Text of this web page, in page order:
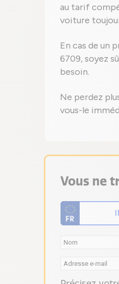
au tarif
voiture
En cas de un
6709, soyez
besoin.
Ne perdez
vous-le
Vous ne